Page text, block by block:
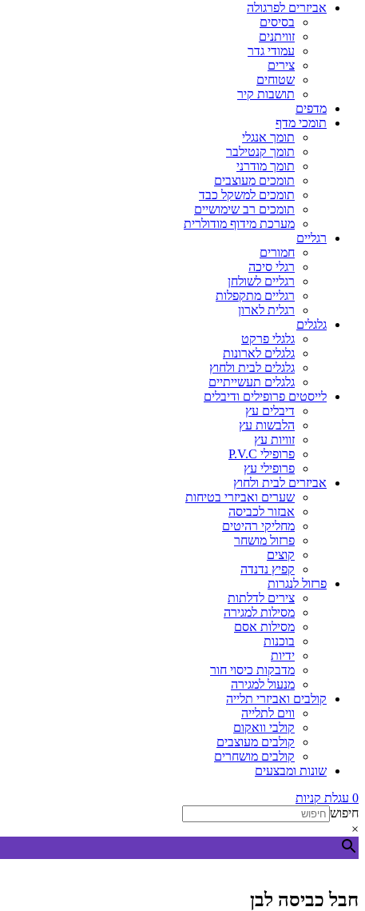
אביזרים לפרגולה
בסיסים
זוויתנים
עמודי גדר
צירים
שטוחים
תושבות קיר
מדפים
תומכי מדף
תומך אנגלי
תומך קנטילבר
תומך מודרני
תומכים מעוצבים
תומכים למשקל כבד
תומכים רב שימושיים
מערכת מידוף מודולרית
רגליים
חמורים
רגלי סיכה
רגליים לשולחן
רגליים מתקפלות
רגלית לארון
גלגלים
גלגלי פרקט
גלגלים לארונות
גלגלים לבית ולחוץ
גלגלים תעשייתיים
לייסטים פרופילים ודיבלים
דיבלים עץ
הלבשות עץ
זוויות עץ
פרופילי P.V.C
פרופילי עץ
אביזרים לבית ולחוץ
שערים ואביזרי בטיחות
אבזור לכביסה
מחליקי רהיטים
פרזול מושחר
קוצים
קפיץ נדנדה
פרזול לנגרות
צירים לדלתות
מסילות למגירה
מסילות אסם
בוכנות
ידיות
מדבקות כיסוי חור
מנעול למגירה
קולבים ואביזרי תלייה
ווים לתלייה
קולבי וואקום
קולבים מעוצבים
קולבים מושחרים
שונות ומבצעים
0 עגלת קניות
חיפוש
×
חבל כביסה לבן